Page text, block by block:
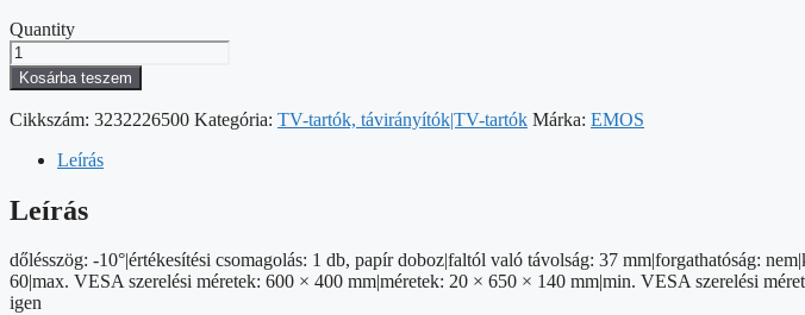
Quantity
EMOS
Fali
konzol
dönthető
229
cm)
Kosárba teszem
Cikkszám: 3232226500 Kategória: TV-tartók, távirányítók|TV-tartók Márka: EMOS
Leírás
Leírás
dőlésszög: -10°|értékesítési csomagolás: 1 db, papír doboz|faltól való távolság: 37 mm|forgathatóság:
60|max. VESA szerelési méretek: 600 × 400 mm|méretek: 20 × 650 × 140 mm|min. VESA szerelési
igen